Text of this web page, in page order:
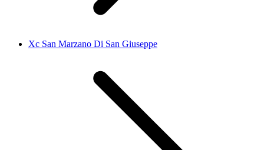
Xc San Marzano Di San Giuseppe